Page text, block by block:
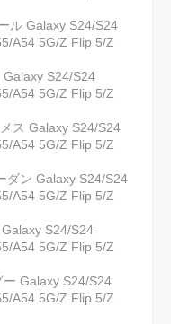
ル Galaxy S24/S24
A54 5G/Z Flip 5/Z
S24/S24
A54 5G/Z Flip 5/Z
ス Galaxy S24/S24
A54 5G/Z Flip 5/Z
ダン Galaxy S24/S24
A54 5G/Z Flip 5/Z
S24/S24
A54 5G/Z Flip 5/Z
Galaxy S24/S24
A54 5G/Z Flip 5/Z